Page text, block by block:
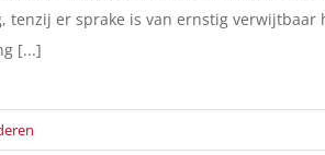
tenzij er sprake is van ernstig verwijtbaar
[...]